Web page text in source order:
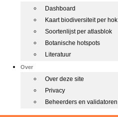
Dashboard
Kaart biodiversiteit per hok
Soortenlijst per atlasblok
Botanische hotspots
Literatuur
Over
Over deze site
Privacy
Beheerders en validatoren